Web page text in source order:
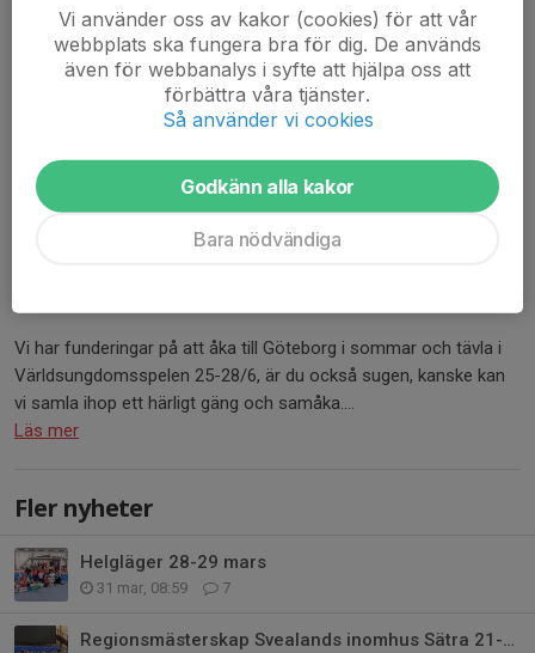
Vi har funderingar på att åka till Göteborg i sommar och tävla i
Världsungdomsspelen 25-28/6, är du också sugen, kanske kan
vi samla ihop ett härligt gäng och samåka....
Läs mer
Fler nyheter
Helgläger 28-29 mars
31 mar, 08:59 7
Regionsmästerskap Svealands inomhus Sätra 21-22/3
Vi använder oss av kakor (cookies) för att vår
webbplats ska fungera bra för dig. De används
även för webbanalys i syfte att hjälpa oss att
förbättra våra tjänster.
Så använder vi cookies
Godkänn alla kakor
Bara nödvändiga